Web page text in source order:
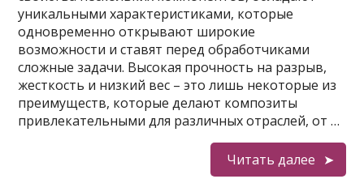
уникальными характеристиками, которые
одновременно открывают широкие
возможности и ставят перед обработчиками
сложные задачи. Высокая прочность на разрыв,
жесткость и низкий вес – это лишь некоторые из
преимуществ, которые делают композиты
привлекательными для различных отраслей, от …
Читать далее